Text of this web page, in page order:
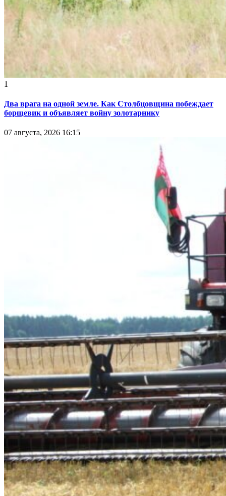
1
Два врага на одной земле. Как Столбцовщина побеждает
борщевик и объявляет войну золотарнику
07 августа, 2026 16:15